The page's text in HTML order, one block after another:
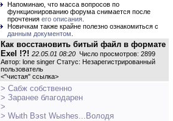
Напоминаю, что масса вопросов по
функционированию форума снимается после
прочтения его описания
Новичкам также крайне полезно ознакомиться с
данным документом
Как восстановить битый файл в формате
Exel !?! 22.05.01 08:20 Число просмотров: 2899
Автор: lone singer Статус: Незарегистрированный
пользователь
<"чистая" ссылка>
> Сабж собственно
> Заранее благодарен
>
> Wыth Bэst Wыshes...Володя